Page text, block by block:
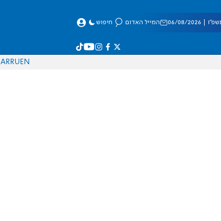
08/2026 המייל האדום חיפוש
EN
RU
AR